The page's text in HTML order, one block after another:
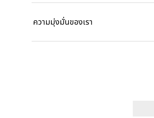
ความมุ่งมั่นของเรา